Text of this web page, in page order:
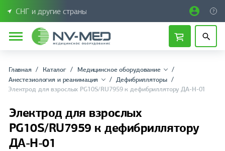
СНГ и другие страны
Главная Каталог
Медицинское оборудование
Анестезиология и реанимация
Дефибрилляторы
Электрод для взрослых PG10S/RU7959 к дефибриллятору ДА-Н-01
Электрод для взрослых
PG10S/RU7959 к дефибриллятору
ДА-Н-01